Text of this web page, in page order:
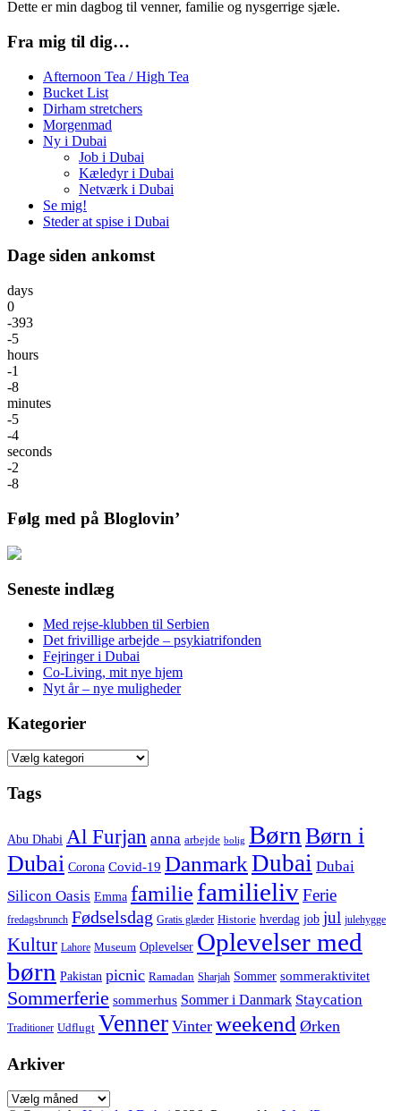
Dette er min dagbog til venner, familie og nysgerrige sjæle.
Fra mig til dig…
Afternoon Tea / High Tea
Bucket List
Dirham stretchers
Morgenmad
Ny i Dubai
Job i Dubai
Kæledyr i Dubai
Netværk i Dubai
Se mig!
Steder at spise i Dubai
Dage siden ankomst
days
0
-393
-5
hours
-1
-8
minutes
-5
-4
seconds
-2
-8
Følg med på Bloglovin’
Seneste indlæg
Med rejse-klubben til Serbien
Det frivillige arbejde – psykiatrifonden
Fejringer i Dubai
Co-Living, mit nye hjem
Nyt år – nye muligheder
Kategorier
Kategorier
Tags
Abu Dhabi Al Furjan anna arbejde bolig Børn Børn i
Dubai Corona Covid-19 DanmarkDubai Dubai
Silicon Oasis Emma familie familielivFerie
fredagsbrunch Fødselsdag Gratis glæder Historie hverdag job jul julehygge
Kultur Lahore Museum Oplevelser Oplevelser med
børn Pakistan picnic Ramadan Sharjah Sommer sommeraktivitet
Sommerferie sommerhus Sommer i Danmark Staycation
Traditioner Udflugt Venner Vinter weekend Ørken
Arkiver
Arkiver